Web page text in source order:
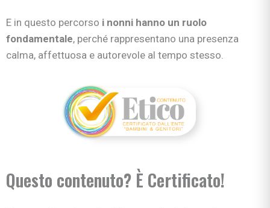
E in questo percorso i nonni hanno un ruolo
fondamentale, perché rappresentano una presenza
calma, affettuosa e autorevole al tempo stesso.
Questo contenuto? È Certificato!